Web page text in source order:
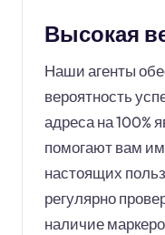
Высокая
Наши агенты
вероятность
адреса на 100%
помогают вам
настоящих
регулярно
наличие